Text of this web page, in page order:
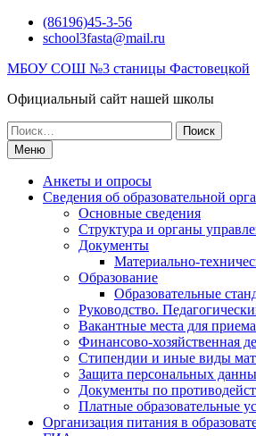
Перейти(86196)45-3-56
school3fasta@mail.ru
МБОУ СОШ №3 станицы Фастовецкой
Официальный сайт нашей школы
Поиск
по:Меню
Анкеты и опросы
Сведения об образовательной
Основные сведения
Структура и органы
Документы
Материально-
Образование
Образовательные
Руководство.
Вакантные места для
Финансово-хозяйственная
Стипендии и иные виды
Защита персональных
Документы по
Платные образовательные
Организация питания в